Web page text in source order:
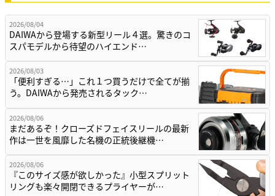
2026/08/04
DAIWAから登場する新型リール４選。驚きのコ
スパモデルから待望のハイエンド…
2026/08/03
「便利すぎる…」これ１つ買うだけで全てが揃
う。DAIWAから発売されるタック…
2026/08/06
まだあるぞ！クローズドフェイスリールの最新
作は一世を風靡した名機の正統後継機…
2026/08/06
『このサイズ感が欲しかった』小型スプリット
リングも楽々開閉できるプライヤーが…